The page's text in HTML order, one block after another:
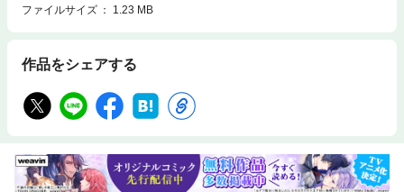
ファイルサイズ
1.23 MB
作品をシェアする